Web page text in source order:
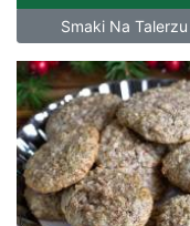
Smaki Na Talerzu